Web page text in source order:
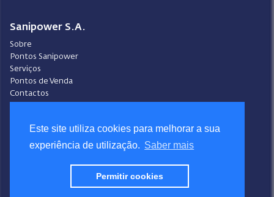
Este site utiliza cookies para melhorar a sua
experiência de utilização. Saber mais
Permitir cookies
Sanipower S.A.
Sobre
Pontos Sanipower
Serviços
Pontos de Venda
Contactos
Ajuda
Video-Ajuda
Política de Privacidade
Política de Cookies
Livro de Reclamações